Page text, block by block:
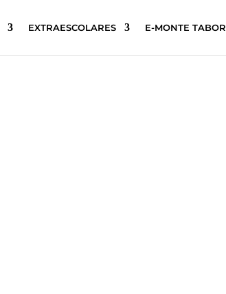
EXTRAESCOLARES E-MONTE TABOR